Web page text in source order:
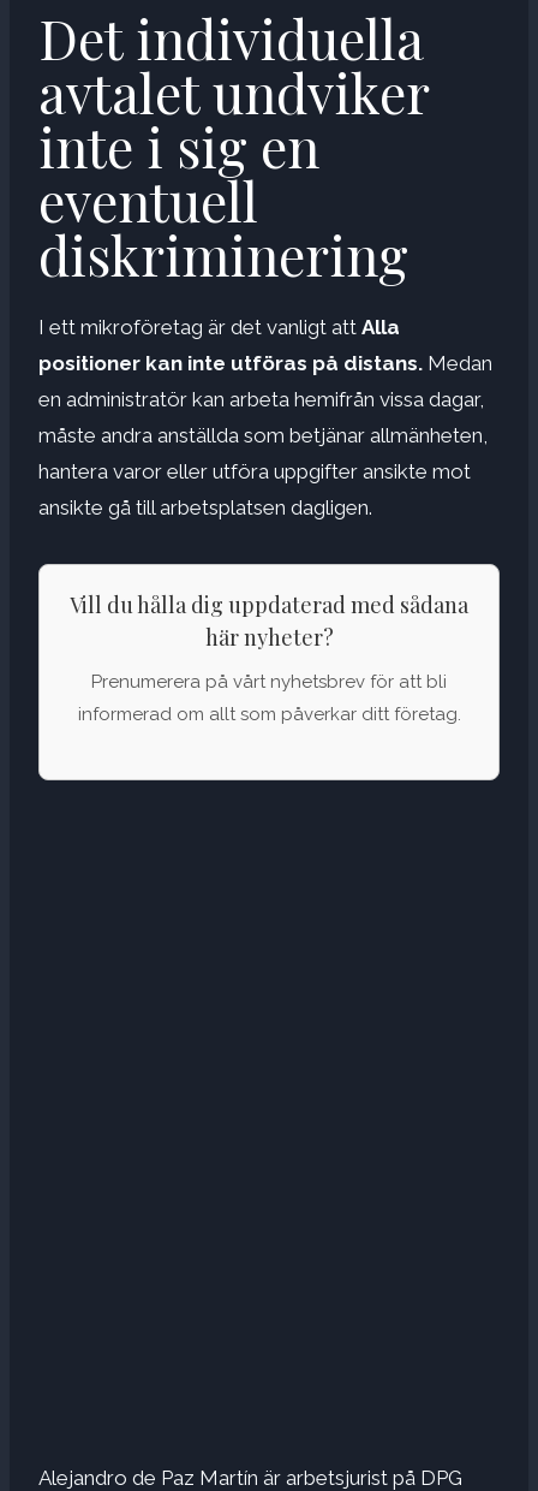
Det individuella
avtalet undviker
inte i sig en
eventuell
diskriminering
I ett mikroföretag är det vanligt att Alla
positioner kan inte utföras på distans. Medan
en administratör kan arbeta hemifrån vissa dagar,
måste andra anställda som betjänar allmänheten,
hantera varor eller utföra uppgifter ansikte mot
ansikte gå till arbetsplatsen dagligen.
Vill du hålla dig uppdaterad med sådana
här nyheter?
Prenumerera på vårt nyhetsbrev för att bli
informerad om allt som påverkar ditt företag.
Alejandro de Paz Martín är arbetsjurist på DPG